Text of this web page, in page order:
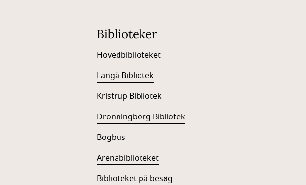
Biblioteker
Hovedbiblioteket
Langå Bibliotek
Kristrup Bibliotek
Dronningborg Bibliotek
Bogbus
Arenabiblioteket
Biblioteket på besøg